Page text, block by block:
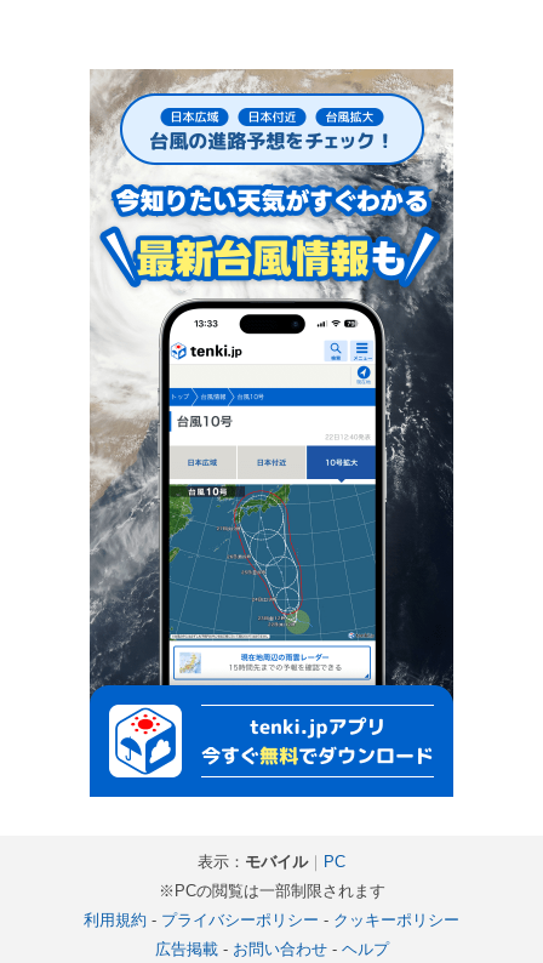
表示： モバイル｜ PC
※PCの閲覧は一部制限されます
利用規約 - プライバシーポリシー - クッキーポリシー
広告掲載- お問い合わせ- ヘルプ